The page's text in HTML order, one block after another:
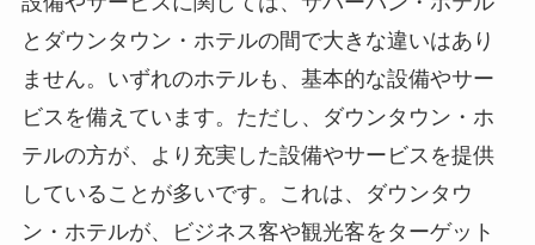
とダウンタウン・ホテルの間で大きな違いはあり
ません。いずれのホテルも、基本的な設備やサー
ビスを備えています。ただし、ダウンタウン・ホ
テルの方が、より充実した設備やサービスを提供
していることが多いです。これは、ダウンタウ
ン・ホテルが、ビジネス客や観光客をターゲット